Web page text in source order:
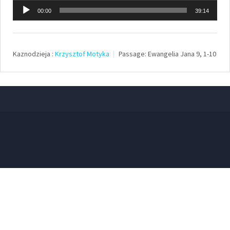
Odtwarzacz
plików
dźwiękowych
00:00 39:14
Kaznodzieja : Krzysztof Motyka Passage: Ewangelia Jana 9, 1-10